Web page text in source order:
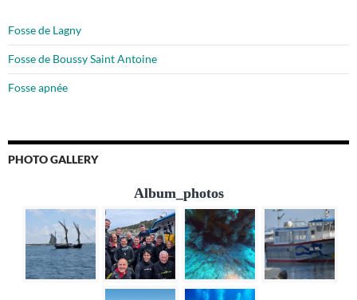
Fosse de Lagny
Fosse de Boussy Saint Antoine
Fosse apnée
PHOTO GALLERY
Album_photos